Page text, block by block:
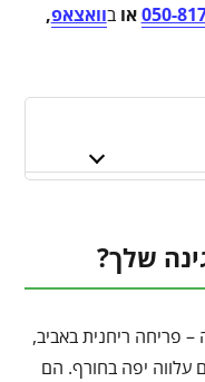
050-אובוואצאפ,
שלך?
– פריחה ריחנית באביב,
עלווה יפה בחורף. הם